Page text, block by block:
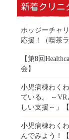
新着クリニ
ホッジーチャ
応援！（喫茶
【第8回
会】
小児病棟わく
ている。 ～
しい支援～」
小児病棟わく
んでみよう！